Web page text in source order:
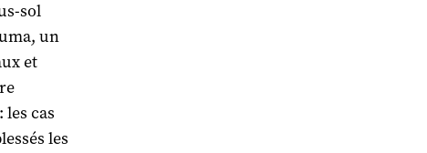
sol
un
et
cas
les